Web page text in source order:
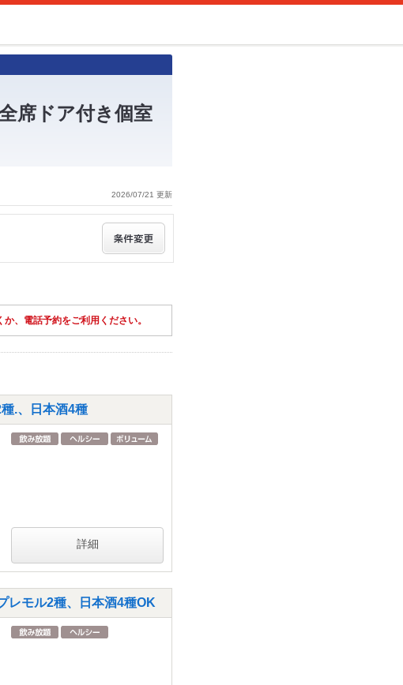
席ドア付き個室
2026/07/21 更新
、電話予約をご利用ください。
.、日本酒4種
詳細
レモル2種、日本酒4種OK